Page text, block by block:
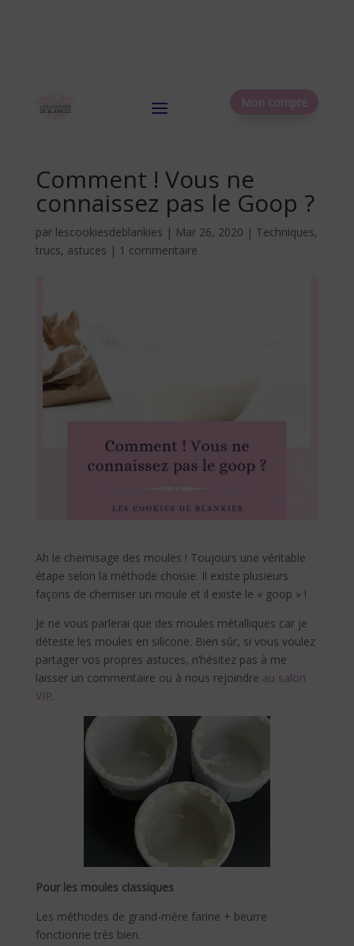
Mon compte
Comment ! Vous ne
connaissez pas le Goop ?
par lescookiesdeblankies | Mar 26, 2020 | Techniques,
trucs, astuces | 1 commentaire
Ah le chemisage des moules ! Toujours une véritable
étape selon la méthode choisie. Il existe plusieurs
façons de chemiser un moule et il existe le « goop » !
Je ne vous parlerai que des moules métalliques car je
déteste les moules en silicone. Bien sûr, si vous voulez
partager vos propres astuces, n’hésitez pas à me
laisser un commentaire ou à nous rejoindre au salon
VIP.
Pour les moules classiques
Les méthodes de grand-mère farine + beurre
fonctionne très bien.